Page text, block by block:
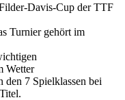
Davis-Cup der TTF
Turnier gehört im
Wetter
den 7 Spielklassen bei